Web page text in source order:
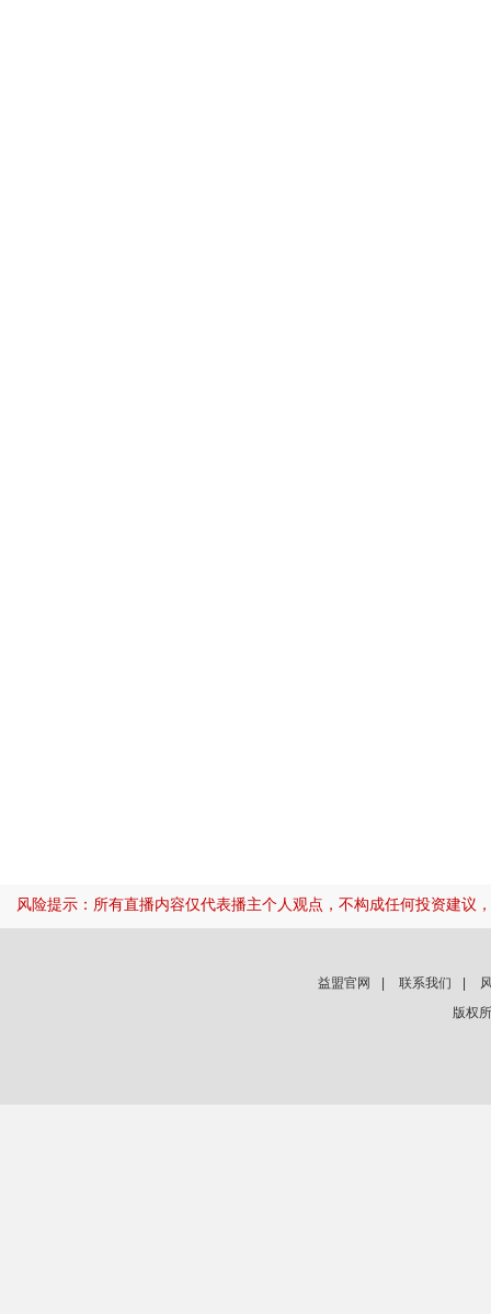
风险提示：所有直播内容仅代表播主个人观点，不构成任何投资建议
益盟官网 联系我们
版权